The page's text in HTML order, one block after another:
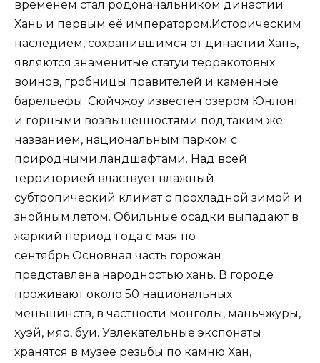
временем стал родоначальником династии
Хань и первым её императором.Историческим
наследием, сохранившимся от династии Хань,
являются знаменитые статуи терракотовых
воинов, гробницы правителей и каменные
барельефы. Сюйчжоу известен озером Юнлонг
и горными возвышенностями под таким же
названием, национальным парком с
природными ландшафтами. Над всей
территорией властвует влажный
субтропический климат с прохладной зимой и
знойным летом. Обильные осадки выпадают в
жаркий период года с мая по
сентябрь.Основная часть горожан
представлена народностью хань. В городе
проживают около 50 национальных
меньшинств, в частности монголы, маньчжуры,
хуэй, мяо, буи. Увлекательные экспонаты
хранятся в музее резьбы по камню Хан,